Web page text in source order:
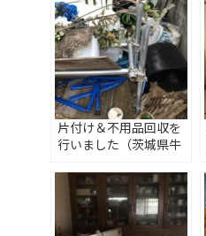
片付け＆不用品回収を
行いました（茨城県牛